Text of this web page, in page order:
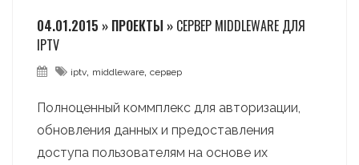
04.01.2015 » ПРОЕКТЫ » СЕРВЕР MIDDLEWARE ДЛЯ
IPTV
iptv, middleware, сервер
Полноценный коммплекс для авторизации,
обновления данных и предоставления
доступа пользователям на основе их